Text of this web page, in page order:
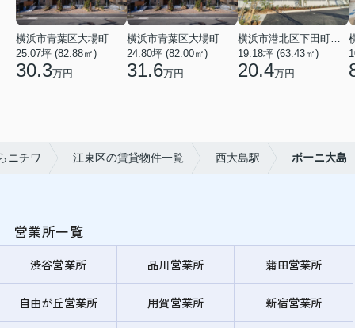
横浜市青葉区大場町
25.07坪 (82.88㎡)
30.3万円
横浜市青葉区大場町
24.80坪 (82.00㎡)
31.6万円
19.18坪 (63.43㎡)
20.4万円
ニチワ 江東区の賃貸物件一覧 西大島駅 ボーニ大島
営業所一覧
渋谷営業所 品川営業所 蒲田営業所
自由が丘営業所 用賀営業所 新宿営業所